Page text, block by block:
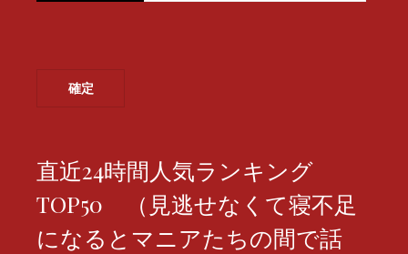
直近24時間人気ランキング
TOP50 （見逃せなくて寝不足
になるとマニアたちの間で話